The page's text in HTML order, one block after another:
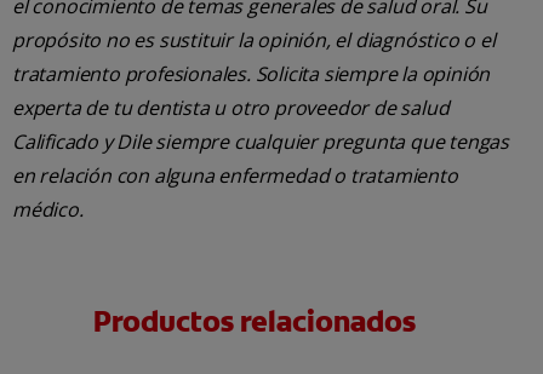
el conocimiento de temas generales de salud oral. Su
propósito no es sustituir la opinión, el diagnóstico o el
tratamiento profesionales. Solicita siempre la opinión
experta de tu dentista u otro proveedor de salud
Calificado y Dile siempre cualquier pregunta que tengas
en relación con alguna enfermedad o tratamiento
médico.
Productos relacionados